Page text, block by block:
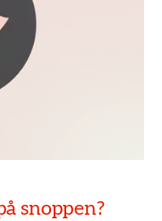
snoppen?